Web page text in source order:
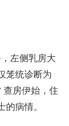
左侧乳房大
笼统诊断为
查房伊始，住
的病情。